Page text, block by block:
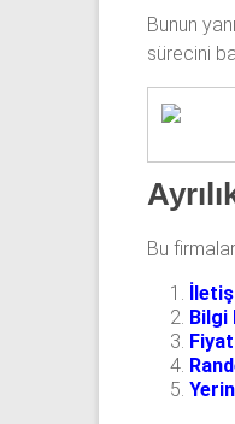
odası
ve
yatak
odası
takımı
Bunun
sürecini
Bu
Bilgi